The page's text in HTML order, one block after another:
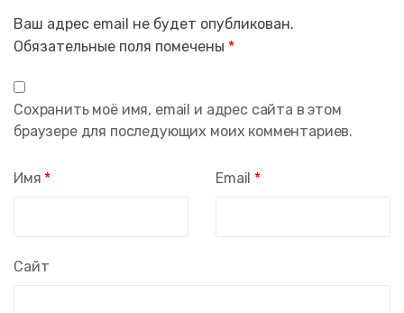
Ваш адрес email не будет опубликован.
Обязательные поля помечены *
Имя * Email *
Сайт
Сохранить моё имя, email и адрес сайта в этом
браузере для последующих моих комментариев.